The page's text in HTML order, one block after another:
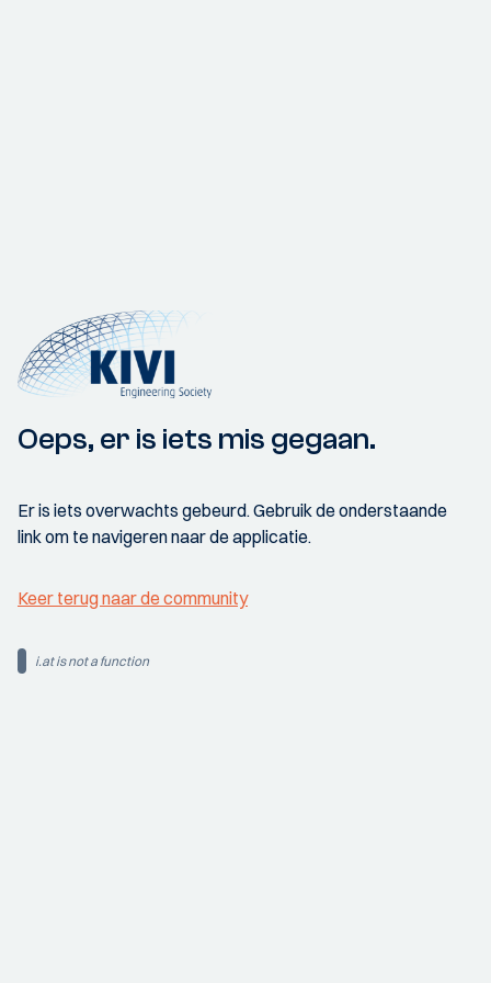
Oeps, er is iets mis gegaan.
Er is iets overwachts gebeurd. Gebruik de onderstaande
link om te navigeren naar de applicatie.
Keer terug naar de community
i.at is not a function